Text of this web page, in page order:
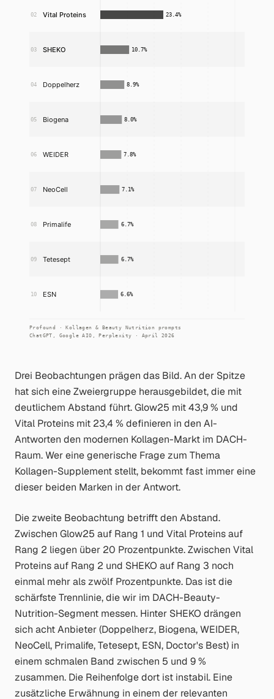
Drei Beobachtungen prägen das Bild. An der Spitze
hat sich eine Zweiergruppe herausgebildet, die mit
deutlichem Abstand führt. Glow25 mit 43,9 % und
Vital Proteins mit 23,4 % definieren in den AI-
Antworten den modernen Kollagen-Markt im DACH-
Raum. Wer eine generische Frage zum Thema
Kollagen-Supplement stellt, bekommt fast immer eine
dieser beiden Marken in der Antwort.
Die zweite Beobachtung betrifft den Abstand.
Zwischen Glow25 auf Rang 1 und Vital Proteins auf
Rang 2 liegen über 20 Prozentpunkte. Zwischen Vital
Proteins auf Rang 2 und SHEKO auf Rang 3 noch
einmal mehr als zwölf Prozentpunkte. Das ist die
schärfste Trennlinie, die wir im DACH-Beauty-
Nutrition-Segment messen. Hinter SHEKO drängen
sich acht Anbieter (Doppelherz, Biogena, WEIDER,
NeoCell, Primalife, Tetesept, ESN, Doctor's Best) in
einem schmalen Band zwischen 5 und 9 %
zusammen. Die Reihenfolge dort ist instabil. Eine
zusätzliche Erwähnung in einem der relevanten